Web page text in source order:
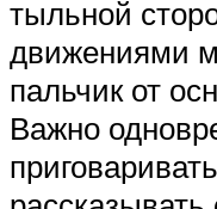
тыльной
движениями
пальчик от
Важно